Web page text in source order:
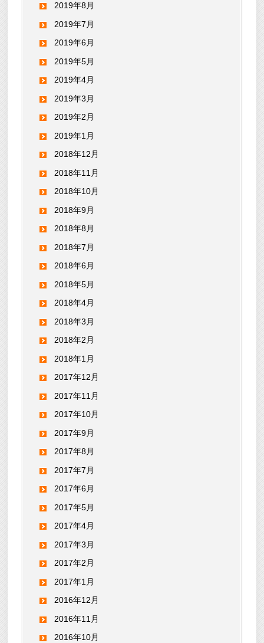
2019年8月
2019年7月
2019年6月
2019年5月
2019年4月
2019年3月
2019年2月
2019年1月
2018年12月
2018年11月
2018年10月
2018年9月
2018年8月
2018年7月
2018年6月
2018年5月
2018年4月
2018年3月
2018年2月
2018年1月
2017年12月
2017年11月
2017年10月
2017年9月
2017年8月
2017年7月
2017年6月
2017年5月
2017年4月
2017年3月
2017年2月
2017年1月
2016年12月
2016年11月
2016年10月